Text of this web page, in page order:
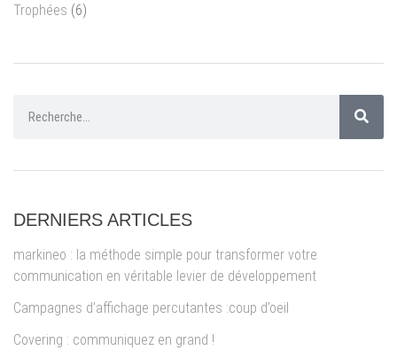
Trophées (6)
DERNIERS ARTICLES
markineo : la méthode simple pour transformer votre
communication en véritable levier de développement
Campagnes d’affichage percutantes :coup d’oeil
Covering : communiquez en grand !